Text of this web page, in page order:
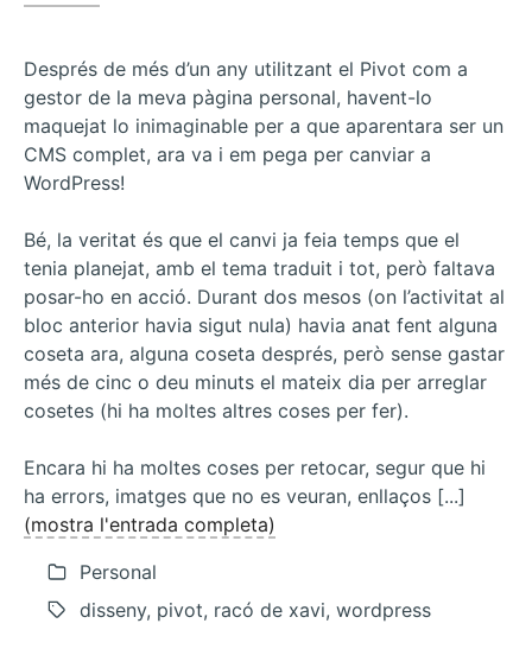
Després de més d’un any utilitzant el Pivot com a
gestor de la meva pàgina personal, havent-lo
maquejat lo inimaginable per a que aparentara ser un
CMS complet, ara va i em pega per canviar a
WordPress!
Bé, la veritat és que el canvi ja feia temps que el
tenia planejat, amb el tema traduit i tot, però faltava
posar-ho en acció. Durant dos mesos (on l’activitat al
bloc anterior havia sigut nula) havia anat fent alguna
coseta ara, alguna coseta després, però sense gastar
més de cinc o deu minuts el mateix dia per arreglar
cosetes (hi ha moltes altres coses per fer).
Encara hi ha moltes coses per retocar, segur que hi
ha errors, imatges que no es veuran, enllaços [...]
(mostra l'entrada completa)
Personal
disseny, pivot, racó de xavi, wordpress